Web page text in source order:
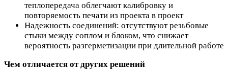
теплопередача облегчают калибровку и
повторяемость печати из проекта в проект
Надежность соединений: отсутствуют резьбовые
стыки между соплом и блоком, что снижает
вероятность разгерметизации при длительной работе
Чем отличается от других решений